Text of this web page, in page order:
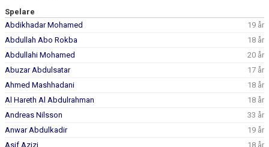
BILDGALLERI
DOKUMENT
KONTAKT
Spelare
Abdikhadar Mohamed
19 år
Abdullah Abo Rokba
18 år
Abdullahi Mohamed
20 år
Abuzar Abdulsatar
17 år
Ahmed Mashhadani
18 år
Al Hareth Al Abdulrahman
18 år
Andreas Nilsson
33 år
Anwar Abdulkadir
19 år
Asif Azizi
18 år